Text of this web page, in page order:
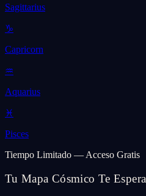
Sagittarius
♑
Capricorn
♒
Aquarius
♓
Pisces
Tiempo Limitado — Acceso Gratis
Tu Mapa Cósmico Te Espera